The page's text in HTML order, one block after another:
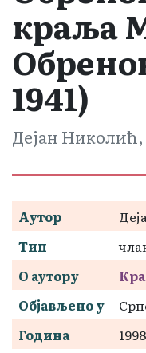
краља
1941)
Дејан Николић,
Аутор
Тип
О аутору
Објављено у
Година